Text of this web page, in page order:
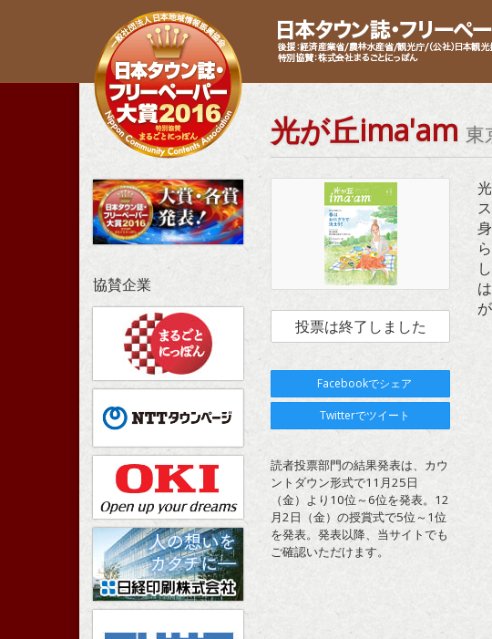
光が丘ima'am 東
投票は終了しました
Facebookでシェア
Twitterでツイート
読者投票部門の結果発表は、カウ
ントダウン形式で11月25日
（金）より10位～6位を発表。12
月2日（金）の授賞式で5位～1位
を発表。発表以降、当サイトでも
ご確認いただけます。
協賛企業